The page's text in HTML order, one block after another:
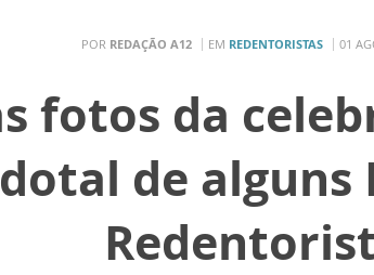
POR REDAÇÃO A12 EM REDENTORISTAS 01
fotos da
de